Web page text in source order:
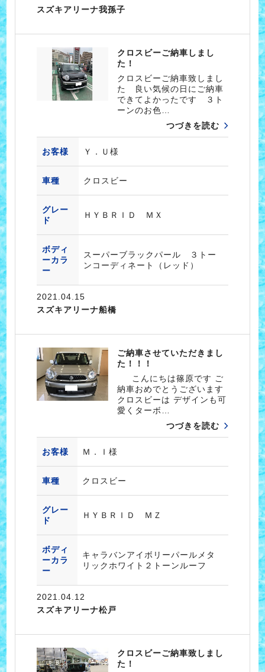
スズキアリーナ我孫子
クロスビーご納車しまし
た！
クロスビーご納車致しまし
た 良い気候の日にご納車
できてよかったです ３ト
ーンのお色…
つづきを読む
お客様 Ｙ．Ｕ様
車種 クロスビー
グレー
ド
ＨＹＢＲＩＤ ＭＸ
ボディ
ーカラ
ー
スーパーブラックパール ３トー
ンコーディネート（レッド）
2021.04.15
スズキアリーナ船橋
ご納車させていただきまし
た！！！
こんにちは篠原です ご
納車おめでとうございます
クロスビーは デザインも可
愛くターボ…
つづきを読む
お客様 Ｍ．Ｉ様
車種 クロスビー
グレー
ド
ＨＹＢＲＩＤ ＭＺ
ボディ
ーカラ
ー
キャラバンアイボリーパールメタ
リックホワイト２トーンルーフ
2021.04.12
スズキアリーナ松戸
クロスビーご納車致しまし
た！